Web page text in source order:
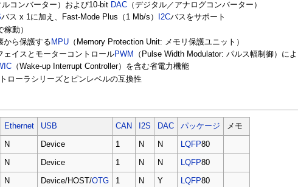
ルコンバーター）および10-bit DAC （デジタル／アナログコンバーター）
バス x 1に加え、Fast-Mode Plus（1 Mb/s） I2Cバスをサポート
動）
から保護する MPU （Memory Protection Unit: メモリ保護ユニット）
ェイスとモーターコントロールPWM
（Pulse Width Modulator: パルス幅制御）に
（Wake-up Interrupt Controller）を含む省電力機能
ローラシリーズとピンレベルの互換性
Ethernet USB CAN I2S DAC パッケージ メモ
N Device 1 N N LQFP80
N Device 1 N N LQFP80
N Device/HOST/OTG 1 N Y LQFP80